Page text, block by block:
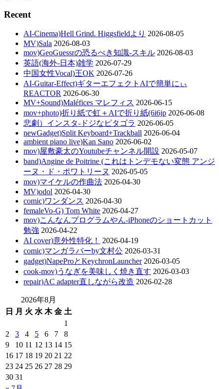
Recent
AI-Cinema)Hell Grind. Higgsfieldより 2026-08-05
MV)Sala 2026-08-03
mov)GeoGuessrの恐るべき知識-スキル 2026-08-03
英語(海外-日本)雑学 2026-07-29
中国女性Vocal)王OK 2026-07-26
AI-Guitar-Effect)ギターエフェクトAIで簡単にぃ
REACTOR 2026-06-30
MV+Sound)Maléfices マレフィス 2026-06-15
mov+photo)折り紙で虹＋AIで折り紙(6i6jp 2026-06-08
悲劇）インスタ-ドジなピタゴラ 2026-06-05
newGadget)Split Keyboard+Trackball 2026-06-04
ambient piano live)Kan Sano 2026-06-02
mov)屋敷豪太のYoutubeチャンネル開設 2026-05-07
band)Angine de Poitrine (これはトンデモない変態 アンジ
ーヌ・ド・ポワトリーヌ 2026-05-05
mov)マイケルの作曲法 2026-04-30
MV)odol 2026-04-30
comic)ワンダンス 2026-04-30
femaleVo-G) Tom White 2026-04-27
mov)こんなんプログラムやん-iPhoneのショートカット
勉強 2026-04-22
AI cover)意外性特化！
2026-04-19
comic)マンガラバーby文村公 2026-03-31
gadget)NapeProとKeychronLauncher 2026-03-05
cook-mov)うなぎを美味しく焼き直す 2026-03-03
repair)AC adapter直しながら改造 2026-02-28
2026年8月
日
月 火 水 木 金 土
1
2
3 4 5 6 7
8
9
10 11 12 13 14 15
16 17 18 19 20 21 22
23 24 25 26 27 28 29
30 31